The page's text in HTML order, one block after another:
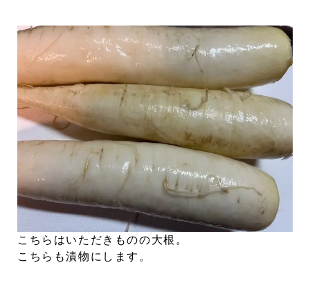
こちらはいただきものの大根。
こちらも漬物にします。